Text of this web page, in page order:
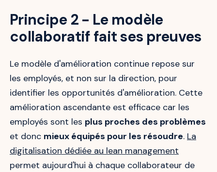
Principe 2 - Le modèle
collaboratif fait ses preuves
Le modèle d'amélioration continue repose sur
les employés, et non sur la direction, pour
identifier les opportunités d'amélioration. Cette
amélioration ascendante est efficace car les
employés sont les plus proches des problèmes
et donc mieux équipés pour les résoudre. La
digitalisation dédiée au lean management
permet aujourd'hui à chaque collaborateur de